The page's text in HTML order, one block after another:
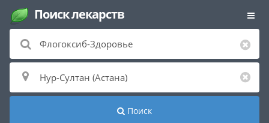
Поиск лекарств
Поиск